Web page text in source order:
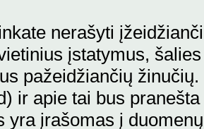
nerašyti
įstatymus,
pažeidžiančių
ir apie tai bus
yra įrašomas į